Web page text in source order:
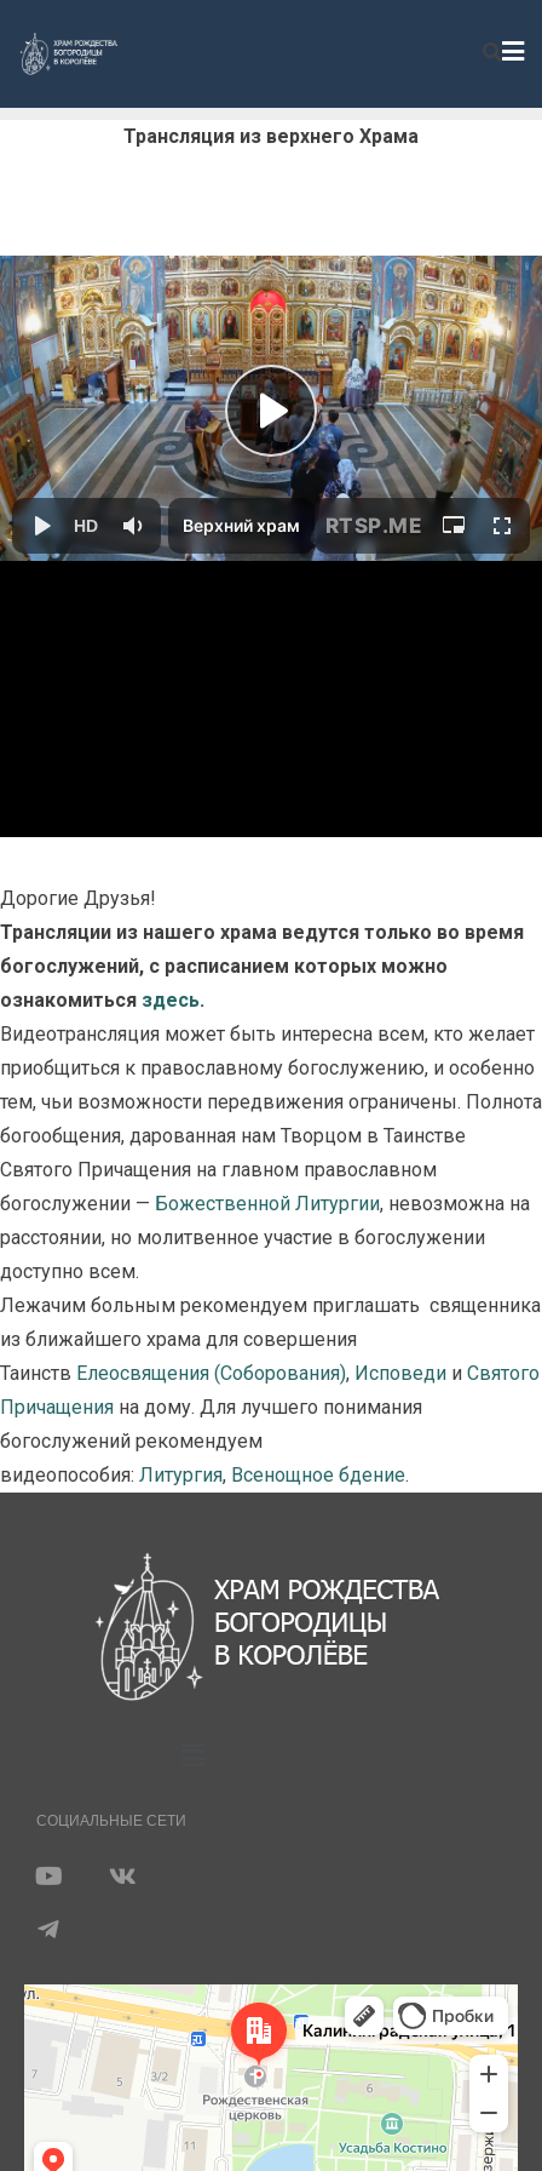
Трансляция из верхнего Храма
Дорогие Друзья!
Трансляции из нашего храма ведутся только во время
богослужений, с расписанием которых можно
ознакомиться здесь.
Видеотрансляция может быть интересна всем, кто желает
приобщиться к православному богослужению, и особенно
тем, чьи возможности передвижения ограничены. Полнота
богообщения, дарованная нам Творцом в Таинстве
Святого Причащения на главном православном
богослужении — Божественной Литургии, невозможна на
расстоянии, но молитвенное участие в богослужении
доступно всем.
Лежачим больным рекомендуем приглашать священника
из ближайшего храма для совершения
Таинств Елеосвящения (Соборования), Исповеди и Святого
Причащения на дому. Для лучшего понимания
богослужений рекомендуем
видеопособия: Литургия, Всенощное бдение.
СОЦИАЛЬНЫЕ СЕТИ
Королёв
Яндекс Карты — транспорт, навигация, поиск мест